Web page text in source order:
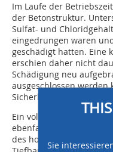
Im Laufe der
der Betonstruktur.
Sulfat- und
eingedrungen waren
geschädigt hatten. Eine
erschien daher nicht
Schädigung neu
ausgeschlossen
Sicherheit nicht mehr
Ein vollständiger
ebenfalls verworfen.
des hohenSie